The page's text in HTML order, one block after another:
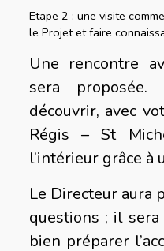
Etape 2 : une visite
le Projet et faire
Une rencontre
sera
découvrir, avec
Régis – St
l’intérieur grâce à
Le Directeur aura
questions ; il
bien préparer